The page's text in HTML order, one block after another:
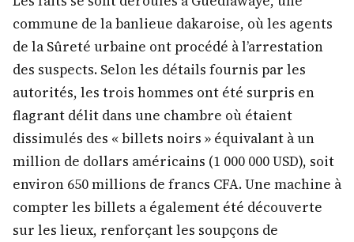
commune de la banlieue dakaroise, où les agents
de la Sûreté urbaine ont procédé à l’arrestation
des suspects. Selon les détails fournis par les
autorités, les trois hommes ont été surpris en
flagrant délit dans une chambre où étaient
dissimulés des « billets noirs » équivalant à un
million de dollars américains (1 000 000 USD), soit
environ 650 millions de francs CFA. Une machine à
compter les billets a également été découverte
sur les lieux, renforçant les soupçons de